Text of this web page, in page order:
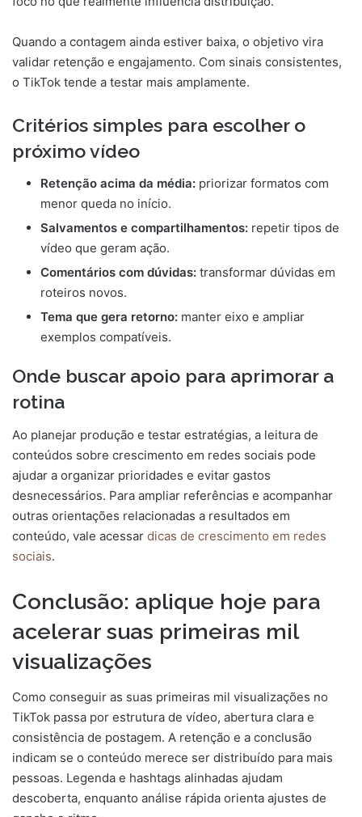
Quando a contagem ainda estiver baixa, o objetivo vira
validar retenção e engajamento. Com sinais consistentes,
o TikTok tende a testar mais amplamente.
Critérios simples para escolher o
próximo vídeo
Retenção acima da média: priorizar formatos com
menor queda no início.
Salvamentos e compartilhamentos: repetir tipos de
vídeo que geram ação.
Comentários com dúvidas: transformar dúvidas em
roteiros novos.
Tema que gera retorno: manter eixo e ampliar
exemplos compatíveis.
Onde buscar apoio para aprimorar a
rotina
Ao planejar produção e testar estratégias, a leitura de
conteúdos sobre crescimento em redes sociais pode
ajudar a organizar prioridades e evitar gastos
desnecessários. Para ampliar referências e acompanhar
outras orientações relacionadas a resultados em
conteúdo, vale acessar dicas de crescimento em redes
sociais.
Conclusão: aplique hoje para
acelerar suas primeiras mil
visualizações
Como conseguir as suas primeiras mil visualizações no
TikTok passa por estrutura de vídeo, abertura clara e
consistência de postagem. A retenção e a conclusão
indicam se o conteúdo merece ser distribuído para mais
pessoas. Legenda e hashtags alinhadas ajudam
descoberta, enquanto análise rápida orienta ajustes de